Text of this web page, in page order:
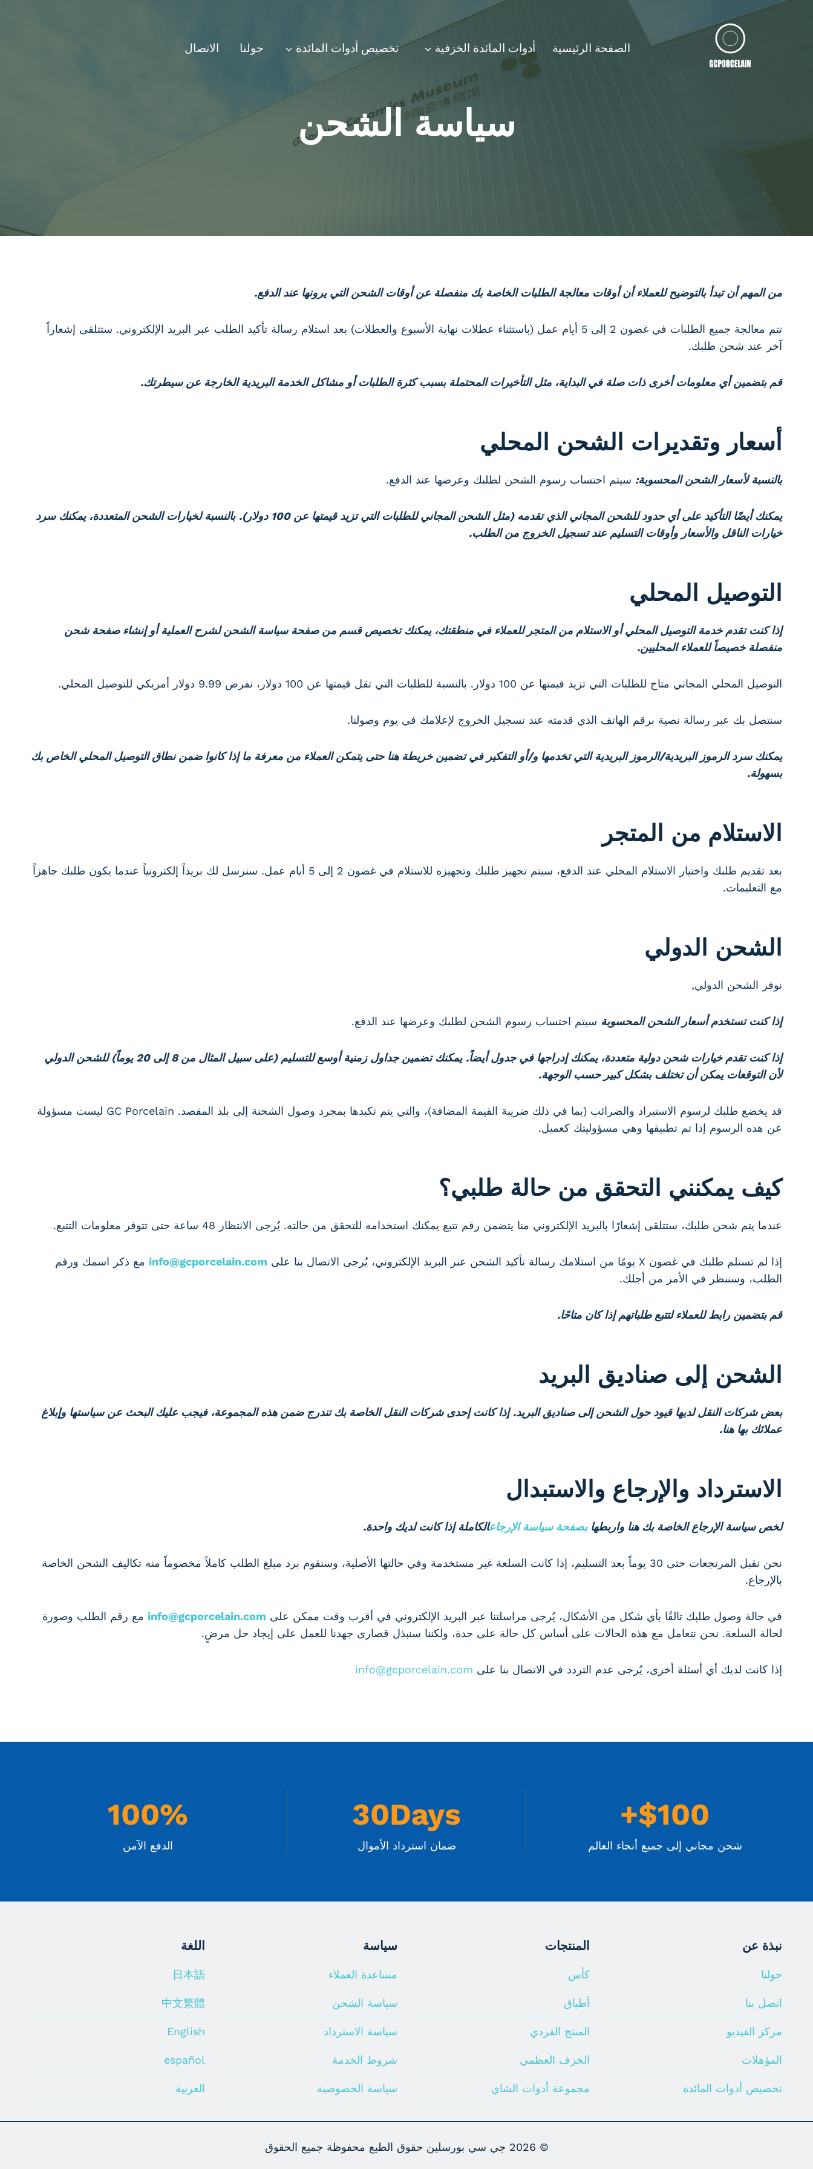
الصفحة الرئيسية أدوات المائدة الخزفية تخصيص أدوات المائدة حولنا الاتصال
سياسة الشحن
من المهم أن تبدأ بالتوضيح للعملاء أن أوقات معالجة الطلبات الخاصة بك منفصلة عن أوقات الشحن التي يرونها عند الدفع.
تتم معالجة جميع الطلبات في غضون 2 إلى 5 أيام عمل (باستثناء عطلات نهاية الأسبوع والعطلات) بعد استلام رسالة تأكيد الطلب عبر البريد الإلكتروني. ستتلقى إشعاراً
آخر عند شحن طلبك.
قم بتضمين أي معلومات أخرى ذات صلة في البداية، مثل التأخيرات المحتملة بسبب كثرة الطلبات أو مشاكل الخدمة البريدية الخارجة عن سيطرتك.
أسعار وتقديرات الشحن المحلي
بالنسبة لأسعار الشحن المحسوبة: سيتم احتساب رسوم الشحن لطلبك وعرضها عند الدفع.
يمكنك أيضًا التأكيد على أي حدود للشحن المجاني الذي تقدمه (مثل الشحن المجاني للطلبات التي تزيد قيمتها عن 100 دولار).
بالنسبة لخيارات الشحن المتعددة، يمكنك سرد
خيارات الناقل والأسعار وأوقات التسليم عند تسجيل الخروج من الطلب.
التوصيل المحلي
إذا كنت تقدم خدمة التوصيل المحلي أو الاستلام من المتجر للعملاء في منطقتك، يمكنك تخصيص قسم من صفحة سياسة الشحن لشرح العملية أو إنشاء صفحة شحن
منفصلة خصيصاً للعملاء المحليين.
التوصيل المحلي المجاني متاح للطلبات التي تزيد قيمتها عن 100 دولار. بالنسبة للطلبات التي تقل قيمتها عن 100 دولار، نفرض 9.99 دولار أمريكي للتوصيل المحلي.
سنتصل بك عبر رسالة نصية برقم الهاتف الذي قدمته عند تسجيل الخروج لإعلامك في يوم وصولنا.
يمكنك سرد الرموز البريدية/الرموز البريدية التي تخدمها و/أو التفكير في تضمين خريطة هنا حتى يتمكن العملاء من معرفة ما إذا كانوا ضمن نطاق التوصيل المحلي الخاص بك
بسهولة.
الاستلام من المتجر
بعد تقديم طلبك واختيار الاستلام المحلي عند الدفع، سيتم تجهيز طلبك وتجهيزه للاستلام في غضون 2 إلى 5 أيام عمل. سنرسل لك بريداً إلكترونياً عندما يكون طلبك جاهزاً
مع التعليمات.
الشحن الدولي
نوفر الشحن الدولي,
إذا كنت تستخدم أسعار الشحن المحسوبة سيتم احتساب رسوم الشحن لطلبك وعرضها عند الدفع.
إذا كنت تقدم خيارات شحن دولية متعددة، يمكنك إدراجها في جدول أيضاً.
يمكنك تضمين جداول زمنية أوسع للتسليم (على سبيل المثال من 8 إلى 20 يوماً) للشحن الدولي
لأن التوقعات يمكن أن تختلف بشكل كبير حسب الوجهة.
قد يخضع طلبك لرسوم الاستيراد والضرائب (بما في ذلك ضريبة القيمة المضافة)، والتي يتم تكبدها بمجرد وصول الشحنة إلى بلد المقصد. GC Porcelain ليست مسؤولة
عن هذه الرسوم إذا تم تطبيقها وهي مسؤوليتك كعميل.
كيف يمكنني التحقق من حالة طلبي؟
عندما يتم شحن طلبك، ستتلقى إشعارًا بالبريد الإلكتروني منا يتضمن رقم تتبع يمكنك استخدامه للتحقق من حالته. يُرجى الانتظار 48 ساعة حتى تتوفر معلومات التتبع.
إذا لم تستلم طلبك في غضون X يومًا من استلامك رسالة تأكيد الشحن عبر البريد الإلكتروني، يُرجى الاتصال بنا على info@gcporcelain.com مع ذكر اسمك ورقم
الطلب، وسننظر في الأمر من أجلك.
قم بتضمين رابط للعملاء لتتبع طلباتهم إذا كان متاحًا.
الشحن إلى صناديق البريد
بعض شركات النقل لديها قيود حول الشحن إلى صناديق البريد. إذا كانت إحدى شركات النقل الخاصة بك تندرج ضمن هذه المجموعة، فيجب عليك البحث عن سياستها وإبلاغ
عملائك بها هنا.
الاسترداد والإرجاع والاستبدال
لخص سياسة الإرجاع الخاصة بك هنا واربطهابصفحة سياسة الإرجاعالكاملة إذا كانت لديك واحدة.
نحن نقبل المرتجعات حتى 30 يوماً بعد التسليم، إذا كانت السلعة غير مستخدمة وفي حالتها الأصلية، وسنقوم برد مبلغ الطلب كاملاً مخصوماً منه تكاليف الشحن الخاصة
بالإرجاع.
في حالة وصول طلبك تالفًا بأي شكل من الأشكال، يُرجى مراسلتنا عبر البريد الإلكتروني في أقرب وقت ممكن على info@gcporcelain.com مع رقم الطلب وصورة
لحالة السلعة. نحن نتعامل مع هذه الحالات على أساس كل حالة على حدة، ولكننا سنبذل قصارى جهدنا للعمل على إيجاد حل مرضٍ.
إذا كانت لديك أي أسئلة أخرى، يُرجى عدم التردد في الاتصال بنا على info@gcporcelain.com
$100+
شحن مجاني إلى جميع أنحاء العالم
30Days
ضمان استرداد الأموال
100%
الدفع الآمن
نبذة عن
حولنا
اتصل بنا
مركز الفيديو
المؤهلات
تخصيص أدوات المائدة
المنتجات
كأس
أطباق
المنتج الفردي
الخزف العظمي
مجموعة أدوات الشاي
سياسة
مساعدة العملاء
سياسة الشحن
سياسة الاسترداد
شروط الخدمة
سياسة الخصوصية
اللغة
日本語
中文繁體
English
español
العربية
© 2026 جي سي بورسلين حقوق الطبع محفوظة جميع الحقوق